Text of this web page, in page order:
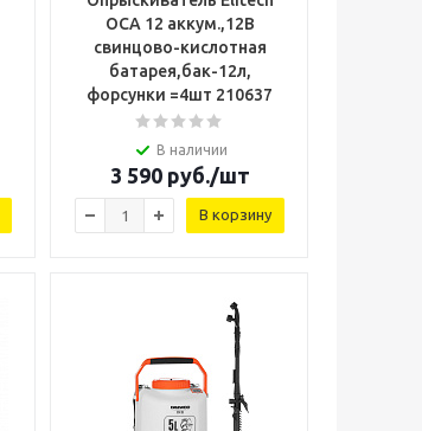
ОСА 12 аккум.,12В
свинцово-кислотная
батарея,бак-12л,
форсунки =4шт 210637
В наличии
3 590руб./шт
В корзину